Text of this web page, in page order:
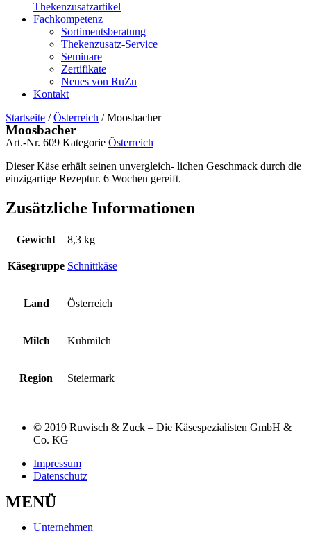
Thekenzusatzartikel
Fachkompetenz
Sortimentsberatung
Thekenzusatz-Service
Seminare
Zertifikate
Neues von RuZu
Kontakt
Startseite /Österreich / Moosbacher
Moosbacher
Art.-Nr. 609 Kategorie Österreich
Dieser Käse erhält seinen unvergleich- lichen Geschmack durch die
einzigartige Rezeptur. 6 Wochen gereift.
Zusätzliche Informationen
Gewicht 8,3 kg
Käsegruppe Schnittkäse
Land Österreich
Milch Kuhmilch
Region Steiermark
© 2019 Ruwisch & Zuck – Die Käsespezialisten GmbH &
Co. KG
Impressum
Datenschutz
MENÜ
Unternehmen